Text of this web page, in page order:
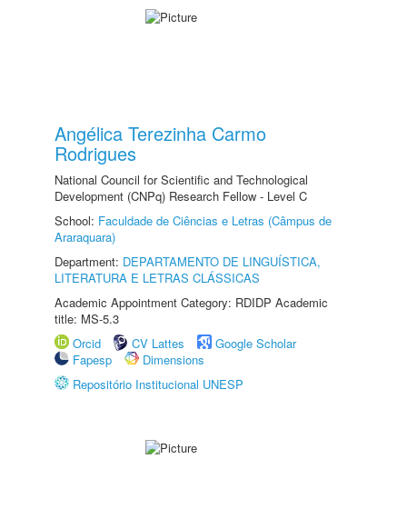
Angélica Terezinha Carmo
Rodrigues
National Council for Scientific and Technological
Development (CNPq) Research Fellow - Level C
School: Faculdade de Ciências e Letras (Câmpus de
Araraquara)
Department: DEPARTAMENTO DE LINGUÍSTICA,
LITERATURA E LETRAS CLÁSSICAS
Academic Appointment Category: RDIDP Academic
title: MS-5.3
Orcid
CV Lattes
Google Scholar
Fapesp
Dimensions
Repositório Institucional UNESP